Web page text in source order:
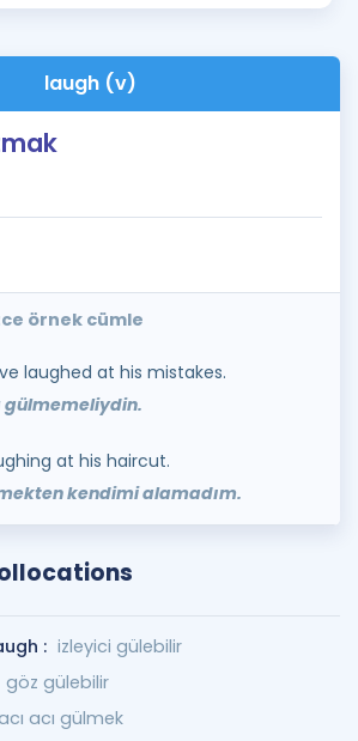
laugh (v)
örnek cümle
laughed at his mistakes.
gülmemeliydin.
at his haircut.
kendimi alamadım.
: izleyici gülebilir
göz gülebilir
acı gülmek